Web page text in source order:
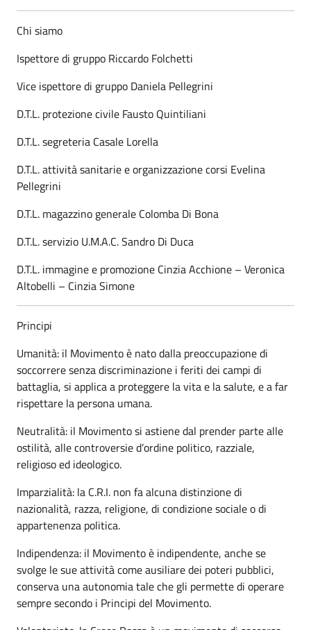
Chi siamo
Ispettore di gruppo Riccardo Folchetti
Vice ispettore di gruppo Daniela Pellegrini
D.T.L. protezione civile Fausto Quintiliani
D.T.L. segreteria Casale Lorella
D.T.L. attività sanitarie e organizzazione corsi Evelina
Pellegrini
D.T.L. magazzino generale Colomba Di Bona
D.T.L. servizio U.M.A.C. Sandro Di Duca
D.T.L. immagine e promozione Cinzia Acchione – Veronica
Altobelli – Cinzia Simone
Principi
Umanità: il Movimento è nato dalla preoccupazione di
soccorrere senza discriminazione i feriti dei campi di
battaglia, si applica a proteggere la vita e la salute, e a far
rispettare la persona umana.
Neutralità: il Movimento si astiene dal prender parte alle
ostilità, alle controversie d’ordine politico, razziale,
religioso ed ideologico.
Imparzialità: la C.R.I. non fa alcuna distinzione di
nazionalità, razza, religione, di condizione sociale o di
appartenenza politica.
Indipendenza: il Movimento è indipendente, anche se
svolge le sue attività come ausiliare dei poteri pubblici,
conserva una autonomia tale che gli permette di operare
sempre secondo i Principi del Movimento.